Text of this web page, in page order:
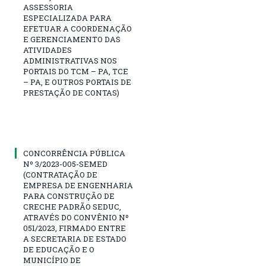
ASSESSORIA
ESPECIALIZADA PARA
EFETUAR A COORDENAÇÃO
E GERENCIAMENTO DAS
ATIVIDADES
ADMINISTRATIVAS NOS
PORTAIS DO TCM – PA, TCE
– PA, E OUTROS PORTAIS DE
PRESTAÇÃO DE CONTAS)
CONCORRÊNCIA PÚBLICA
Nº 3/2023-005-SEMED
(CONTRATAÇÃO DE
EMPRESA DE ENGENHARIA
PARA CONSTRUÇÃO DE
CRECHE PADRÃO SEDUC,
ATRAVÉS DO CONVÊNIO Nº
051/2023, FIRMADO ENTRE
A SECRETARIA DE ESTADO
DE EDUCAÇÃO E O
MUNICÍPIO DE